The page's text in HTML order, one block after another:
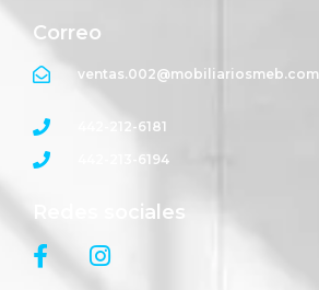
Correo
ventas.002@mobiliariosmeb.com
442-212-6181
442-213-6194
Redes sociales